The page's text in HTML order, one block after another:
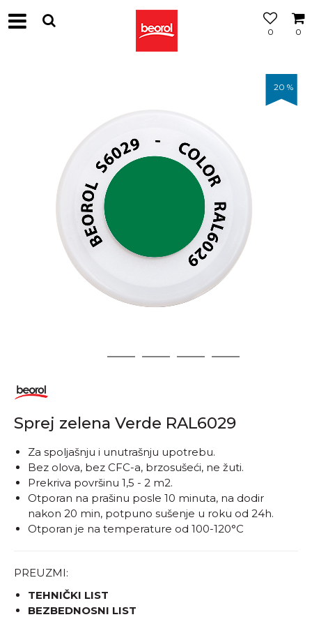
0
0
2 3 4 5
20 %
Sprej zelena Verde RAL6029
​​​​​​Za spoljašnju i unutrašnju upotrebu.
Bez olova, bez CFC-a, brzosušeći, ne žuti.
Prekriva površinu 1,5 - 2 m2.
Otporan na prašinu posle 10 minuta, na dodir
nakon 20 min, potpuno sušenje u roku od 24h.
Otporan je na temperature od 100-120°C
PREUZMI:
TEHNIČKI LIST
BEZBEDNOSNI LIST